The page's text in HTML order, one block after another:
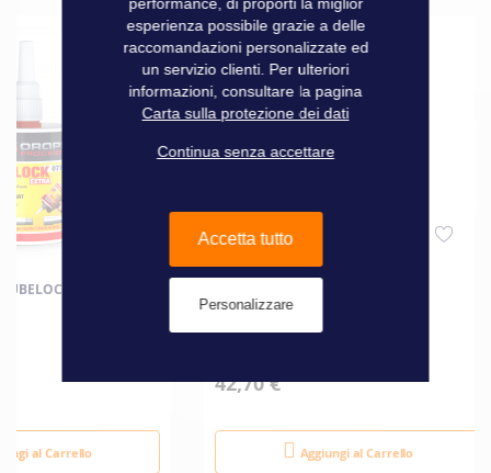
EXTRA 077
al Carrello
42,70 €
Aggiungi al Carrello
esperienza possibile grazie a delle
raccomandazioni personalizzate ed
un servizio clienti. Per ulteriori
informazioni, consultare la pagina
Carta sulla protezione dei dati
Continua senza accettare
Accetta tutto
Personalizzare